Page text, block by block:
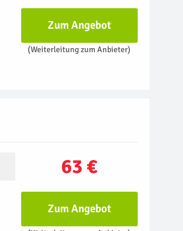
Zum Angebot
(Weiterleitung zum Anbieter)
63 €
Zum Angebot